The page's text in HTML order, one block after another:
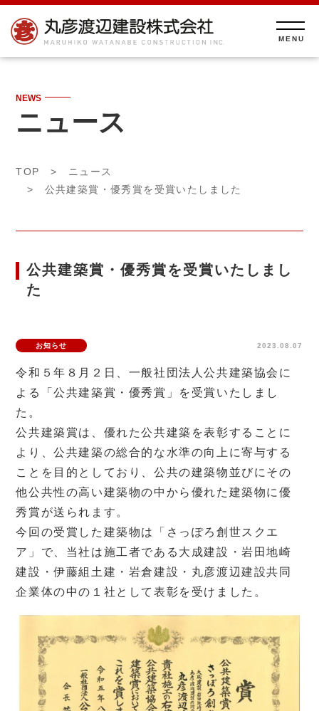
NEWS
ニュース
TOP >
ニュース
> 公共建築賞・優秀賞を受賞いたしました
公共建築賞・優秀賞を受賞いたしまし
た
お知らせ 2023.08.07
令和５年８月２日、一般社団法人公共建築協会に
よる「公共建築賞・優秀賞」を受賞いたしまし
た。
公共建築賞は、優れた公共建築を表彰することに
より、公共建築の総合的な水準の向上に寄与する
ことを目的としており、公共の建築物並びにその
他公共性の高い建築物の中から優れた建築物に優
秀賞が送られます。
今回の受賞した建築物は「さっぽろ創世スクエ
ア」で、当社は施工者である大成建設・岩田地崎
建設・伊藤組土建・岩倉建設・丸彦渡辺建設共同
企業体の中の１社として表彰を受けました。